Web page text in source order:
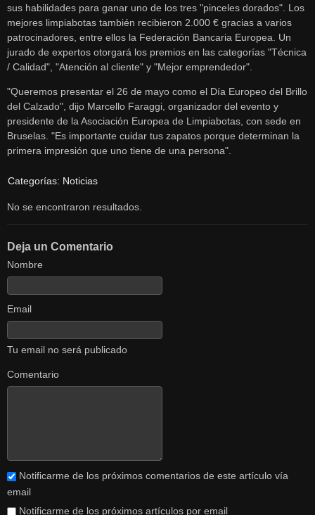
sus habilidades para ganar uno de los tres "pinceles dorados". Los
mejores limpiabotas también recibieron 2.000 € gracias a varios
patrocinadores, entre ellos la Federación Bancaria Europea. Un
jurado de expertos otorgará los premios en las categorías "Técnica
/ Calidad", "Atención al cliente" y "Mejor emprendedor".
"Queremos presentar el 26 de mayo como el Día Europeo del Brillo
del Calzado", dijo Marcello Faraggi, organizador del evento y
presidente de la Asociación Europea de Limpiabotas, con sede en
Bruselas. "Es importante cuidar tus zapatos porque determinan la
primera impresión que uno tiene de una persona".
Categorías: Noticias
No se encontraron resultados.
Deja un Comentario
Nombre
Email
Tu email no será publicado
Comentario
Notificarme de los próximos comentarios de este artículo vía
email
Notificarme de los próximos artículos por email